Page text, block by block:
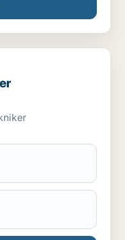
i bank-
på
ssh og